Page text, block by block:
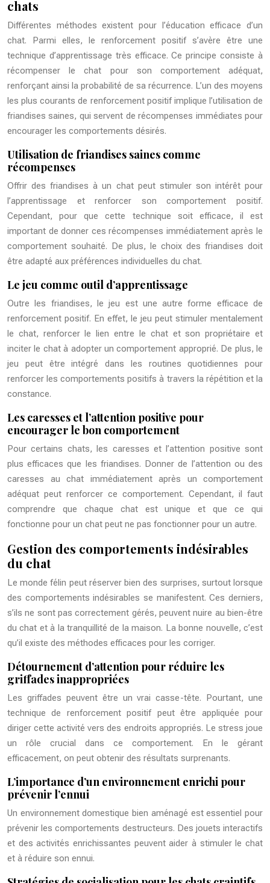
chats
Différentes méthodes existent pour l’éducation efficace d’un
chat. Parmi elles, le renforcement positif s’avère être une
technique d’apprentissage très efficace. Ce principe consiste à
récompenser le chat pour son comportement adéquat,
renforçant ainsi la probabilité de sa récurrence. L’un des moyens
les plus courants de renforcement positif implique l’utilisation de
friandises saines, qui servent de récompenses immédiates pour
encourager les comportements désirés.
Utilisation de friandises saines comme
récompenses
Offrir des friandises à un chat peut stimuler son intérêt pour
l’apprentissage et renforcer son comportement positif.
Cependant, pour que cette technique soit efficace, il est
important de donner ces récompenses immédiatement après le
comportement souhaité. De plus, le choix des friandises doit
être adapté aux préférences individuelles du chat.
Le jeu comme outil d’apprentissage
Outre les friandises, le jeu est une autre forme efficace de
renforcement positif. En effet, le jeu peut stimuler mentalement
le chat, renforcer le lien entre le chat et son propriétaire et
inciter le chat à adopter un comportement approprié. De plus, le
jeu peut être intégré dans les routines quotidiennes pour
renforcer les comportements positifs à travers la répétition et la
constance.
Les caresses et l’attention positive pour
encourager le bon comportement
Pour certains chats, les caresses et l’attention positive sont
plus efficaces que les friandises. Donner de l’attention ou des
caresses au chat immédiatement après un comportement
adéquat peut renforcer ce comportement. Cependant, il faut
comprendre que chaque chat est unique et que ce qui
fonctionne pour un chat peut ne pas fonctionner pour un autre.
Gestion des comportements indésirables
du chat
Le monde félin peut réserver bien des surprises, surtout lorsque
des comportements indésirables se manifestent. Ces derniers,
s’ils ne sont pas correctement gérés, peuvent nuire au bien-être
du chat et à la tranquillité de la maison. La bonne nouvelle, c’est
qu’il existe des méthodes efficaces pour les corriger.
Détournement d’attention pour réduire les
griffades inappropriées
Les griffades peuvent être un vrai casse-tête. Pourtant, une
technique de renforcement positif peut être appliquée pour
diriger cette activité vers des endroits appropriés. Le stress joue
un rôle crucial dans ce comportement. En le gérant
efficacement, on peut obtenir des résultats surprenants.
L’importance d’un environnement enrichi pour
prévenir l’ennui
Un environnement domestique bien aménagé est essentiel pour
prévenir les comportements destructeurs. Des jouets interactifs
et des activités enrichissantes peuvent aider à stimuler le chat
et à réduire son ennui.